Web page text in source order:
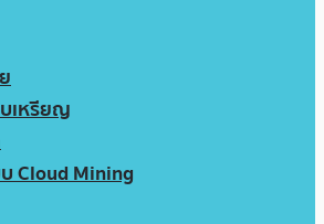
บเหรียญ
Cloud Mining